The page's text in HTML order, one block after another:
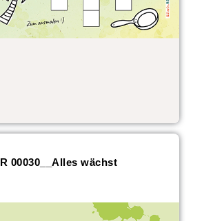
R 00030__Alles wächst